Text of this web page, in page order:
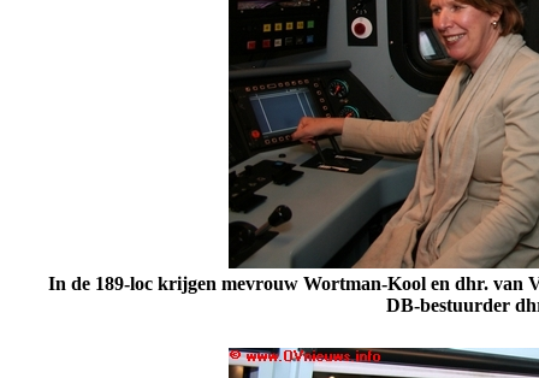
In de 189-loc krijgen mevrouw Wortman-Kool en dhr. van
DB-bestuurder